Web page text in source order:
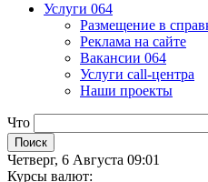
Услуги 064
Размещение в
Реклама на сайте
Вакансии 064
Услуги call-центра
Наши проекты
Что
Четверг, 6 Августа 09:01
Курсы валют: